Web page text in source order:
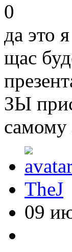
0
да это
щас
ЗЫ
самому
TheJ
09